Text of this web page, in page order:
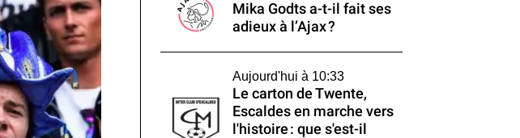
Mika Godts a-t-il fait ses
adieux à l’Ajax ?
Aujourd'hui à 10:33
Le carton de Twente,
Escaldes en marche vers
l'histoire : que s'est-il